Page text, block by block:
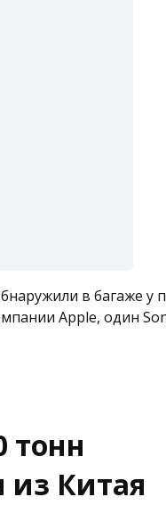
в багаже у
Apple, один
тонн
из Китая